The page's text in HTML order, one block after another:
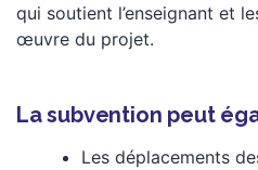
qui soutient l’enseignant et
œuvre du projet.
La subvention peut
Les déplacements